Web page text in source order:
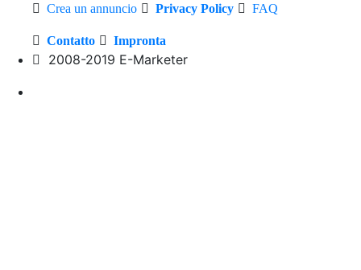
Crea un annuncio Privacy Policy FAQ
Contatto Impronta
2008-2019 E-Marketer